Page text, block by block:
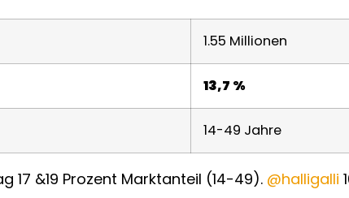
1.55 Millionen
13,7 %
14-49 Jahre
17 &19 Prozent Marktanteil (14-49). @halligalli